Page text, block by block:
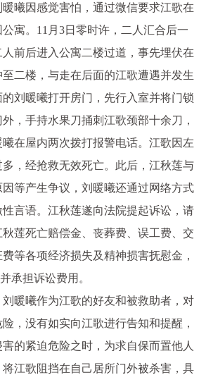
曦因感觉害怕，通过微信要求江歌在
寓。11月3日零时许，二人汇合后一
前后进入公寓二楼过道，事先埋伏在
二楼，与走在后面的江歌遭遇并发生
刘暖曦打开房门，先行入室并将门锁
，手持水果刀捅刺江歌颈部十余刀，
在屋内两次拨打报警电话。江歌因左
，经抢救无效死亡。此后，江秋莲与
等产生争议，刘暖曦还通过网络方式
言语。江秋莲遂向法院提起诉讼，请
莲死亡赔偿金、丧葬费、误工费、交
等各项经济损失及精神损害抚慰金，
承担诉讼费用。
暖曦作为江歌的好友和被救助者，对
，没有如实向江歌进行告知和提醒，
的紧迫危险之时，为求自保而置他人
江歌阻挡在自己居所门外被杀害，具